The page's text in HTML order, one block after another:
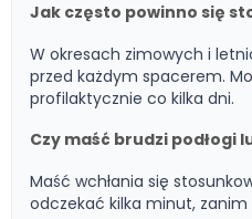
Jak często powinno się
W okresach zimowych i
przed każdym spacerem.
profilaktycznie co kilka dni.
Czy maść brudzi podłogi
Maść wchłania się
odczekać kilka minut,